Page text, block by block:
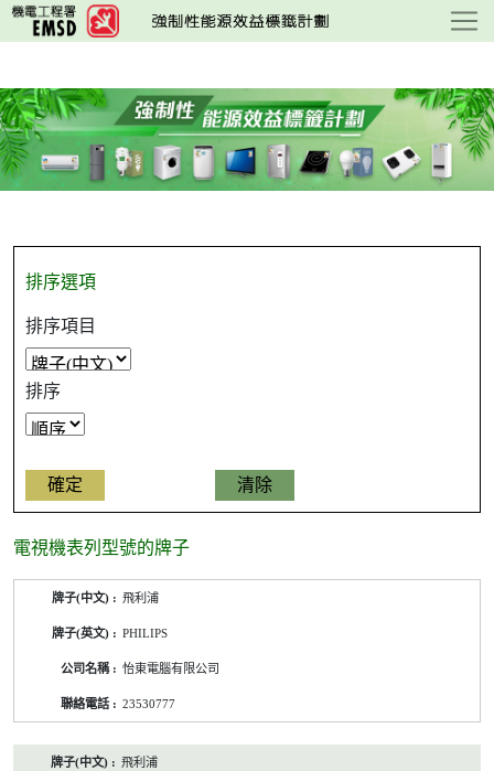
跳
至
要
內
容
排序選項
排序項目
排序
電視機表列型號的牌子
子
飛利浦
PHILIPS
怡東電腦有限公司
23530777
飛利浦